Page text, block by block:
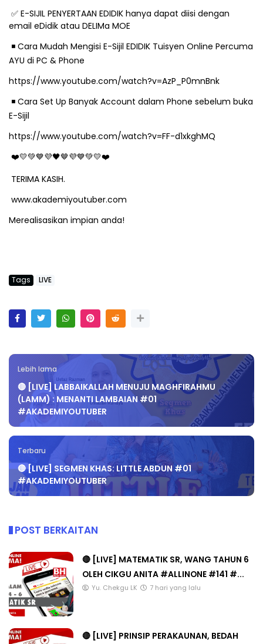
✅ E-SIJIL PENYERTAAN EDIDIK hanya dapat diisi dengan
email eDidik atau DELIMa MOE
◾ ️ Cara Mudah Mengisi E-Sijil EDIDIK Tuisyen Online Percuma
AYU di PC & Phone
https://www.youtube.com/watch?v=AzP_P0mnBnk
◾ ️ Cara Set Up Banyak Account dalam Phone sebelum buka
E-Sijil
https://www.youtube.com/watch?v=FF-d1xkghMQ
❤💛💚💙💜🖤🤎💜💙💚💛❤
TERIMA KASIH.
www.akademiyoutuber.com
Merealisasikan impian anda!
Tags LIVE
Lebih lama
🔴 [LIVE] LABBAIKALLAH MENUJU MAGHFIRAHMU
(LAMM) : MENANTI LAMBAIAN #01
#AKADEMIYOUTUBER
Terbaru
🔴 [LIVE] SEGMEN KHAS: LITTLE ABDUN #01
#AKADEMIYOUTUBER
POST BERKAITAN
🔴 [LIVE] MATEMATIK SR, WANG TAHUN 6
OLEH CIKGU ANITA #ALLINONE #141 #...
Yu. Chekgu LK 7 hari yang lalu
🔴 [LIVE] PRINSIP PERAKAUNAN, BEDAH